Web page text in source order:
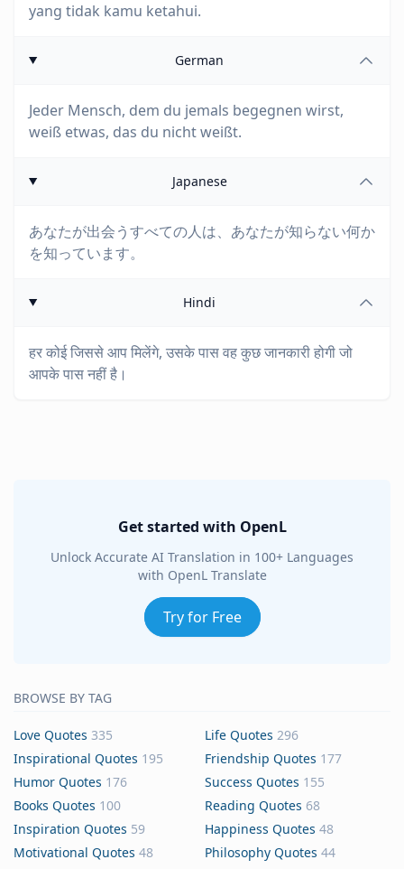
yang tidak kamu ketahui.
German
Jeder Mensch, dem du jemals begegnen wirst,
weiß etwas, das du nicht weißt.
Japanese
あなたが出会うすべての人は、あなたが知らない何か
を知っています。
Hindi
हर कोई जिससे आप मिलेंगे, उसके पास वह कुछ जानकारी होगी जो
आपके पास नहीं है।
Get started with OpenL
Unlock Accurate AI Translation in 100+ Languages
with OpenL Translate
Try for Free
BROWSE BY TAG
Love Quotes 335 Life Quotes 296
Inspirational Quotes 195 Friendship Quotes 177
Humor Quotes 176 Success Quotes 155
Books Quotes 100 Reading Quotes 68
Inspiration Quotes 59 Happiness Quotes 48
Motivational Quotes 48 Philosophy Quotes 44